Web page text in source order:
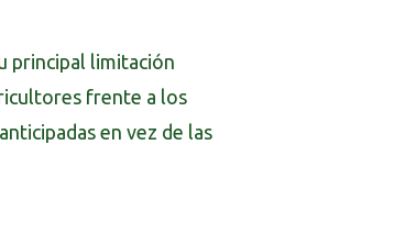
principal limitación
frente a los
en vez de las